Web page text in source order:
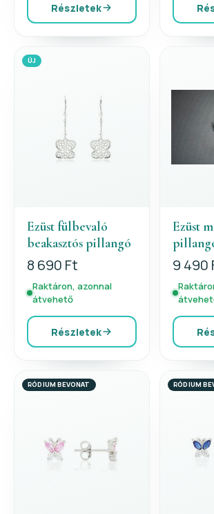
Részletek
ÚJ
Ezüst fülbevaló
beakasztós pillangó
8 690 Ft
Raktáron, azonnal
átvehető
Részletek
Ezüst
9 490
RÓDIUM BEVONAT RÓDIUM